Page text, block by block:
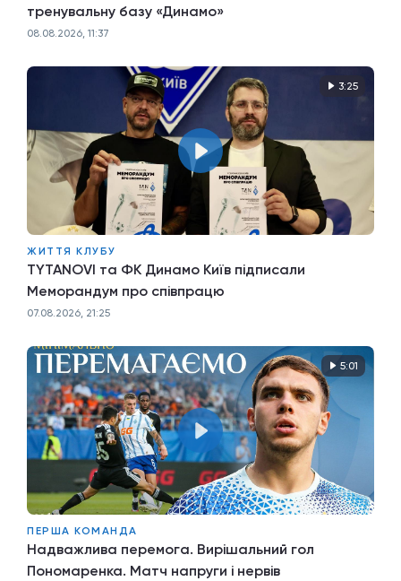
тренувальну базу «Динамо»
08.08.2026, 11:37
3:25
ЖИТТЯ КЛУБУ
TYTANOVI та ФК Динамо Київ підписали
Меморандум про співпрацю
07.08.2026, 21:25
5:01
ПЕРША КОМАНДА
Надважлива перемога. Вирішальний гол
Пономаренка. Матч напруги і нервів